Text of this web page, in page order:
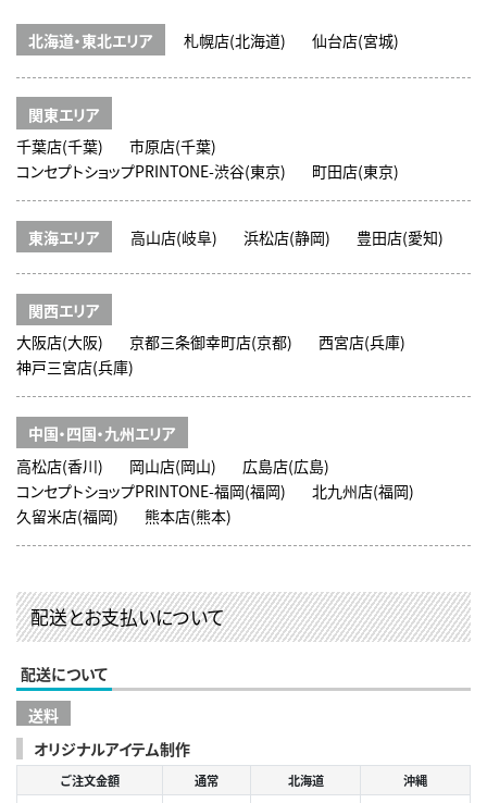
北海道・東北エリア 札幌店(北海道) 仙台店(宮城)
関東エリア
千葉店(千葉)
市原店(千葉)
コンセプトショップPRINTONE-渋谷(東京)
町田店(東京)
東海エリア 高山店(岐阜) 浜松店(静岡) 豊田店(愛知)
関西エリア
大阪店(大阪)
京都三条御幸町店(京都)
西宮店(兵庫)
神戸三宮店(兵庫)
中国・四国・九州エリア
高松店(香川)
岡山店(岡山)
広島店(広島)
コンセプトショップPRINTONE-福岡(福岡)
北九州店(福岡)
久留米店(福岡)
熊本店(熊本)
配送とお支払いについて
配送について
送料
オリジナルアイテム制作
ご注文金額 通常 北海道
沖縄